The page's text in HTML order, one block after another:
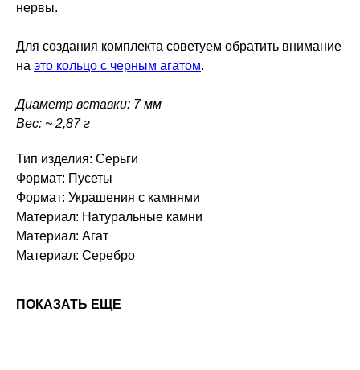
нервы.
Для создания комплекта советуем обратить внимание
на это кольцо с черным агатом.
Диаметр вставки: 7 мм
Вес: ~ 2,87 г
Тип изделия: Серьги
Формат: Пусеты
Формат: Украшения с камнями
Материал: Натуральные камни
Материал: Агат
Материал: Серебро
ПОКАЗАТЬ ЕЩЕ